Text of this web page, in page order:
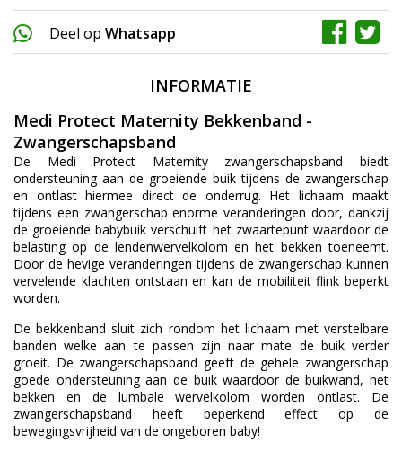
Deel op Whatsapp
INFORMATIE
Medi Protect Maternity Bekkenband -
Zwangerschapsband
De Medi Protect Maternity zwangerschapsband biedt
ondersteuning aan de groeiende buik tijdens de zwangerschap
en ontlast hiermee direct de onderrug. Het lichaam maakt
tijdens een zwangerschap enorme veranderingen door, dankzij
de groeiende babybuik verschuift het zwaartepunt waardoor de
belasting op de lendenwervelkolom en het bekken toeneemt.
Door de hevige veranderingen tijdens de zwangerschap kunnen
vervelende klachten ontstaan en kan de mobiliteit flink beperkt
worden.
De bekkenband sluit zich rondom het lichaam met verstelbare
banden welke aan te passen zijn naar mate de buik verder
groeit. De zwangerschapsband geeft de gehele zwangerschap
goede ondersteuning aan de buik waardoor de buikwand, het
bekken en de lumbale wervelkolom worden ontlast. De
zwangerschapsband heeft beperkend effect op de
bewegingsvrijheid van de ongeboren baby!